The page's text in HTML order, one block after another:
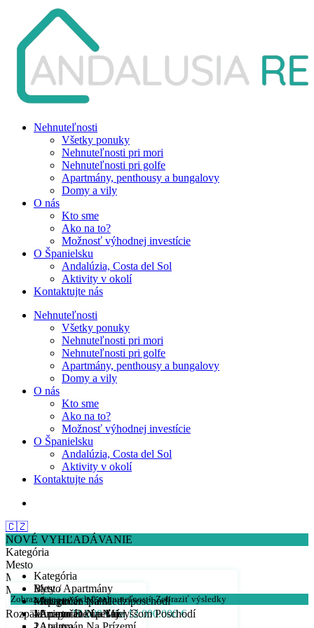
Nehnuteľnosti
Všetky ponuky
Nehnuteľnosti pri mori
Nehnuteľnosti pri golfe
Apartmány, penthousy a bungalovy
Domy a vily
O nás
Kto sme
Ako na to?
Možnosť výhodnej investície
O Španielsku
Andalúzia, Costa del Sol
Aktivity v okolí
Kontaktujte nás
Nehnuteľnosti
Všetky ponuky
Nehnuteľnosti pri mori
Nehnuteľnosti pri golfe
Apartmány, penthousy a bungalovy
Domy a vily
O nás
Kto sme
Ako na to?
Možnosť výhodnej investície
O Španielsku
Andalúzia, Costa del Sol
Aktivity v okolí
Kontaktujte nás
🇨🇿
NOVÉ VYHĽADÁVANIE
Kategória
Kategória
Byty / Apartmány
- Apartmán Na Medziposchodí
- Apartmán Na Najvyššom Poschodí
Mesto
Mesto
Malaga
- Arroyo De La Miel
Min. počet spálni
Min. počet spálni
1
Min. počet kúpeľní
Min. počet kúpeľní
Rozpätie cien: 10.000 € do 12.000.000 €
Zobrazujeme prvých0nehnuteľností.Zobraziť výsledky